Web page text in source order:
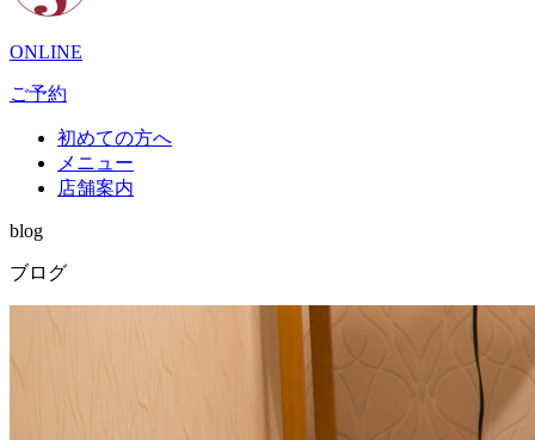
ONLINE
ご予約
初めての方へ
メニュー
店舗案内
blog
ブログ